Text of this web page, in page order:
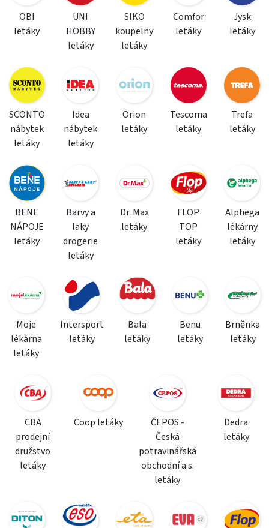
OBI
letáky
UNI
HOBBY
letáky
SIKO
koupelny
letáky
Comfor
letáky
Jysk
letáky
SCONTO
nábytek
letáky
Idea
nábytek
letáky
Orion
letáky
Tescoma
letáky
Trefa
letáky
BENE
NÁPOJE
letáky
Barvy a
laky
drogerie
letáky
Dr. Max
letáky
FLOP
TOP
letáky
Alphega
lékárny
letáky
Moje
lékárna
letáky
Intersport
letáky
Bala
letáky
Benu
letáky
Brněnka
letáky
CBA
prodejní
družstvo
letáky
Coop letáky
ČEPOS -
Česká
potravinářská
obchodní a.s.
letáky
Dedra
letáky